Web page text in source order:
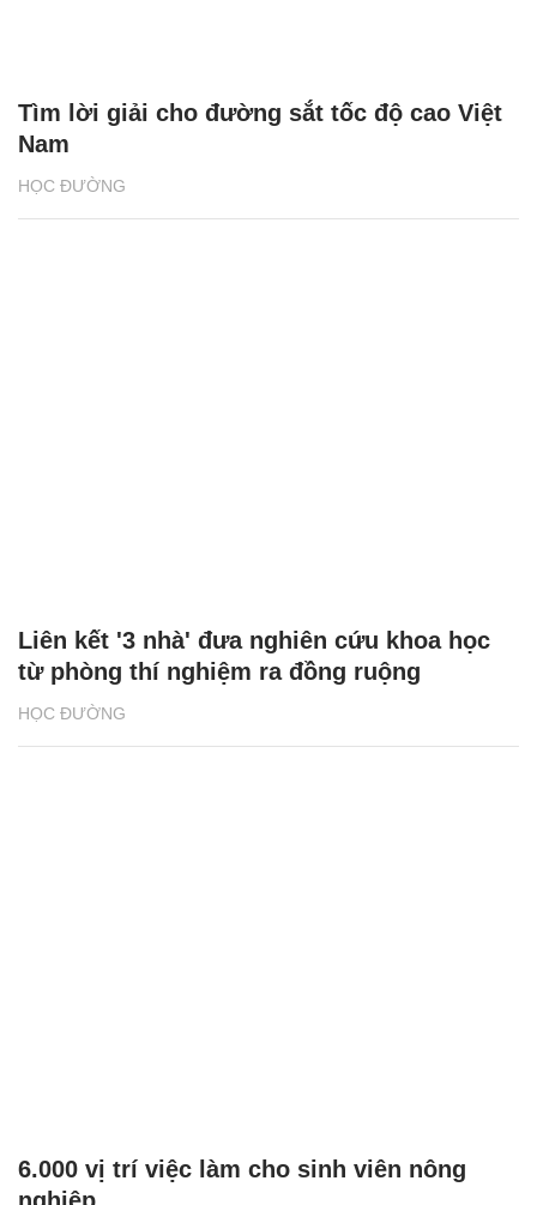
HỌC ĐƯỜNG
Tìm lời giải cho đường sắt tốc độ cao Việt
Nam
HỌC ĐƯỜNG
Liên kết '3 nhà' đưa nghiên cứu khoa học
từ phòng thí nghiệm ra đồng ruộng
6.000 vị trí việc làm cho sinh viên nông